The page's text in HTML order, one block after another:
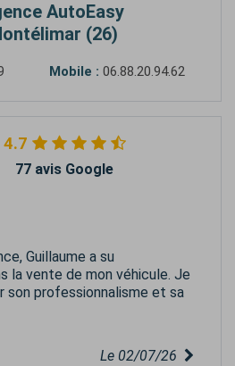
AutoEasy
(26)
Mobile : 06.88.20.94.62
4.7
77 avis Google
Guillaume a su
la vente de mon véhicule. Je
son professionnalisme et sa
Le 02/07/26